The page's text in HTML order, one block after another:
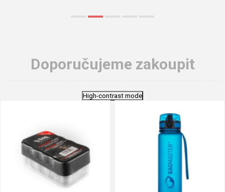
Doporučujeme zakoupit
High-contrast mode